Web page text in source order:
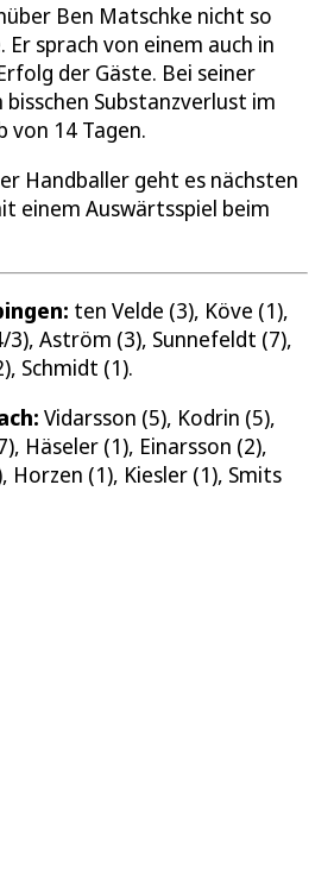
Ben Matschke nicht so
sprach von einem auch in
der Gäste. Bei seiner
Substanzverlust im
von 14 Tagen.
Handballer geht es nächsten
einem Auswärtsspiel beim
ten Velde (3), Köve (1),
3), Aström (3), Sunnefeldt (7),
Schmidt (1).
Vidarsson (5), Kodrin (5),
Häseler (1), Einarsson (2),
Horzen (1), Kiesler (1), Smits